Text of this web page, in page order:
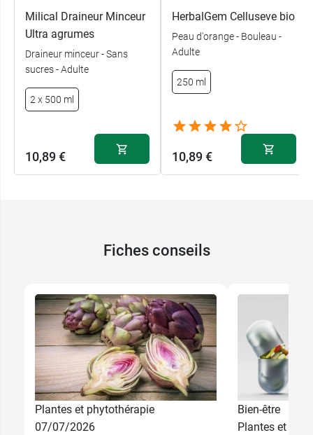
Milical Draineur Minceur
Ultra agrumes
Draineur minceur - Sans
sucres - Adulte
2 x 500 ml
10,89 €
HerbalGem Celluseve bio
Peau d'orange - Bouleau -
Adulte
250 ml
10,89 €
Fiches conseils
Plantes et phytothérapie
07/07/2026
Bien-être
Plantes et